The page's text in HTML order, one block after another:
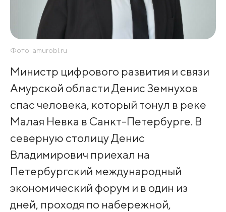
Фото: amurobl.ru
Министр цифрового развития и связи
Амурской области Денис Земнухов
спас человека, который тонул в реке
Малая Невка в Санкт-Петербурге. В
северную столицу Денис
Владимирович приехал на
Петербургский международный
экономический форум и в один из
дней, проходя по набережной,